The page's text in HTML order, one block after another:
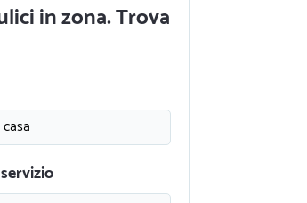
in zona. Trova